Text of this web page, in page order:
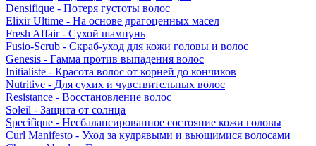
Densifique - Потеря густоты волос
Elixir Ultime - На основе драгоценных масел
Fresh Affair - Сухой шампунь
Fusio-Scrub - Скраб-уход для кожи головы и волос
Genesis - Гамма против выпадения волос
Initialiste - Красота волос от корней до кончиков
Nutritive - Для сухих и чувствительных волос
Resistance - Восстановление волос
Soleil - Защита от солнца
Specifique - Несбалансированное состояние кожи головы
Curl Manifesto - Уход за кудрявыми и вьющимися волосами